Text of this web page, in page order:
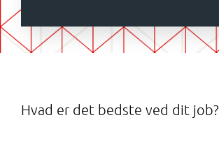
Hvad er det bedste ved dit job?